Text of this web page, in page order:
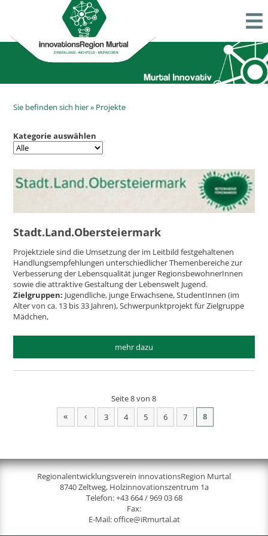
Sie befinden sich hier » Projekte
Kategorie auswählen
Stadt.Land.Obersteiermark
Projektziele sind die Umsetzung der im Leitbild festgehaltenen
Handlungsempfehlungen unterschiedlicher Themenbereiche zur
Verbesserung der Lebensqualität junger RegionsbewohnerInnen
sowie die attraktive Gestaltung der Lebenswelt Jugend.
Zielgruppen: Jugendliche, junge Erwachsene, StudentInnen (im
Alter von ca. 13 bis 33 Jahren), Schwerpunktprojekt für Zielgruppe
Mädchen,
mehr dazu
Seite 8 von 8
« ‹ 3 4 5 6 7 8
Regionalentwicklungsverein innovationsRegion Murtal
8740 Zeltweg, Holzinnovationszentrum 1a
Telefon:+43 664 / 969 03 68
Fax:
E-Mail:office@iRmurtal.at